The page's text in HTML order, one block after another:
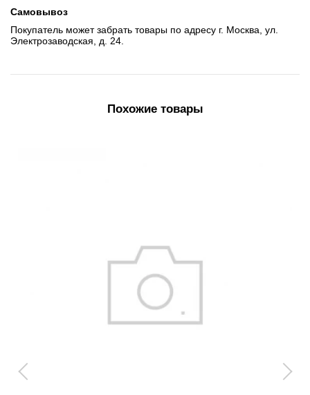
Самовывоз
Покупатель может забрать товары по адресу г. Москва, ул.
Электрозаводская, д. 24.
Похожие товары